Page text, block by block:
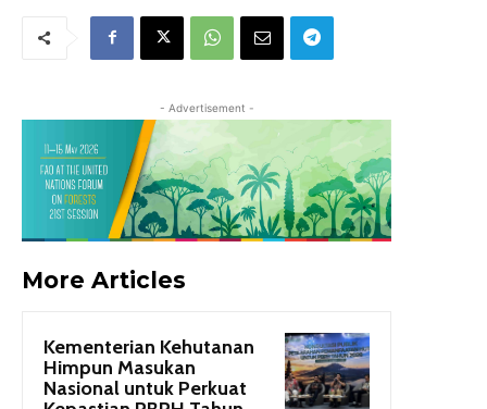
- Advertisement -
More Articles
Kementerian Kehutanan
Himpun Masukan
Nasional untuk Perkuat